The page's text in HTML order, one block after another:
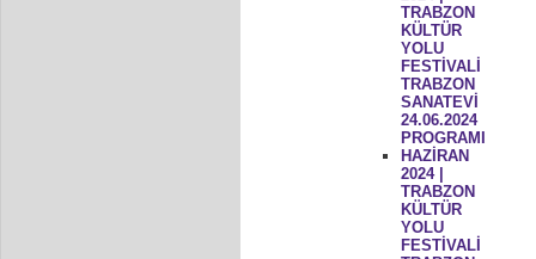
TRABZON
KÜLTÜR
YOLU
FESTİVALİ
TRABZON
SANATEVİ
24.06.2024
PROGRAMI
HAZİRAN
2024 |
TRABZON
KÜLTÜR
YOLU
FESTİVALİ